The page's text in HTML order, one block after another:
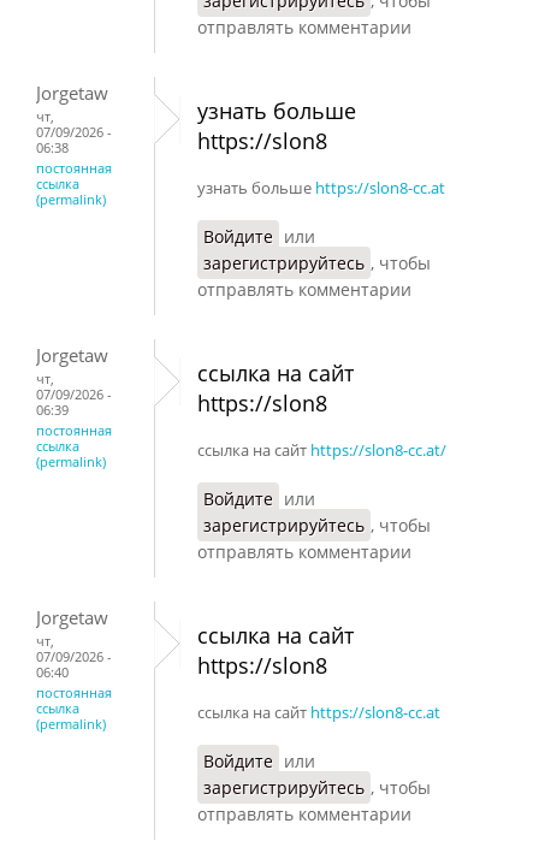
отправлять комментарии
Jorgetaw
чт,
07/09/2026 -
06:38
постоянная
ссылка
(permalink)
узнать больше
https://slon8
узнать больше https://slon8-cc.at
Войдите или
зарегистрируйтесь , чтобы
отправлять комментарии
Jorgetaw
чт,
07/09/2026 -
06:39
постоянная
ссылка
(permalink)
ссылка на сайт
https://slon8
ссылка на сайт https://slon8-cc.at/
Войдите или
зарегистрируйтесь , чтобы
отправлять комментарии
Jorgetaw
чт,
07/09/2026 -
06:40
постоянная
ссылка
(permalink)
ссылка на сайт
https://slon8
ссылка на сайт https://slon8-cc.at
Войдите или
зарегистрируйтесь , чтобы
отправлять комментарии